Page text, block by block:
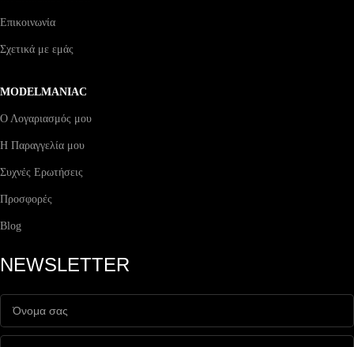
Επικοινωνία
Σχετικά με εμάς
MODELMANIAC
Ο Λογαριασμός μου
Η Παραγγελία μου
Συχνές Ερωτήσεις
Προσφορές
Blog
NEWSLETTER